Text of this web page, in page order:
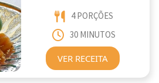
4 PORÇÕES
30 MINUTOS
VER RECEITA